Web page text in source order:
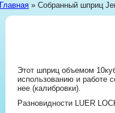
Главная » Собранный шприц
Этот шприц объемом
использованию и работе
нее (калибровки).
Разновидности LUER